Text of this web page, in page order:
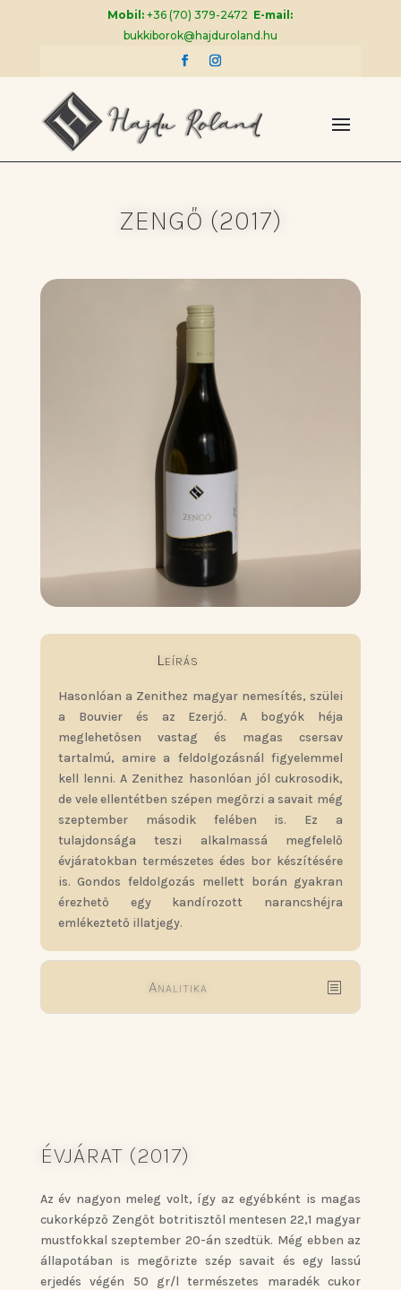
Mobil: +36 (70) 379-2472 E-mail:
bukkiborok@hajduroland.hu
ZENGŐ (2017)
Leírás
Hasonlóan a Zenithez magyar nemesítés, szülei
a Bouvier és az Ezerjó. A bogyók héja
meglehetősen vastag és magas csersav
tartalmú, amire a feldolgozásnál figyelemmel
kell lenni. A Zenithez hasonlóan jól cukrosodik,
de vele ellentétben szépen megőrzi a savait még
szeptember második felében is. Ez a
tulajdonsága teszi alkalmassá megfelelő
évjáratokban természetes édes bor készítésére
is. Gondos feldolgozás mellett borán gyakran
érezhető egy kandírozott narancshéjra
emlékeztető illatjegy.
Analitika
ÉVJÁRAT (2017)
Az év nagyon meleg volt, így az egyébként is magas
cukorképző Zengőt botritisztől mentesen 22,1 magyar
mustfokkal szeptember 20-án szedtük. Még ebben az
állapotában is megőrizte szép savait és egy lassú
erjedés végén 50 gr/l természetes maradék cukor